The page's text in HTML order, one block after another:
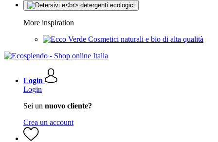
More inspiration
Cosmetici naturali e bio di alta qualità
Login
Login
Sei un nuovo cliente?
Crea un account